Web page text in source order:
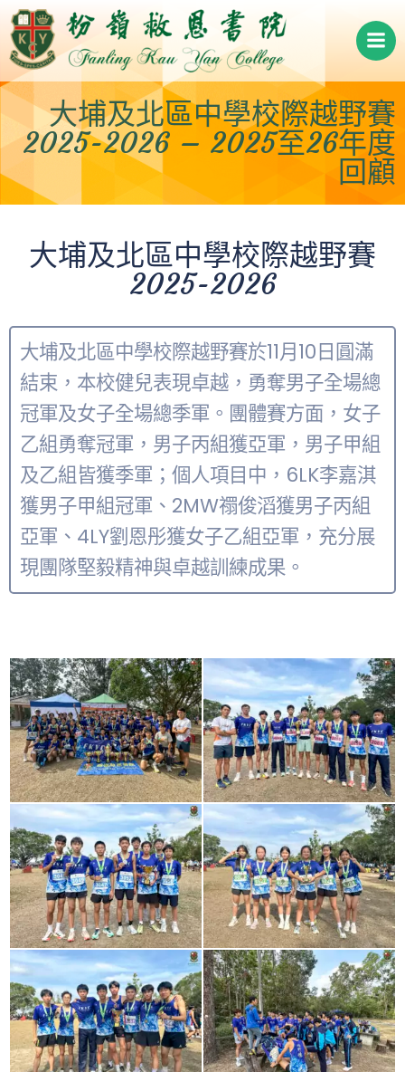
Skip
to
content
大埔及北區中學校際越野賽
2025-2026 – 2025至26年度
回顧
大埔及北區中學校際越野賽
2025-2026
大埔及北區中學校際越野賽於11月10日圓滿
結束，本校健兒表現卓越，勇奪男子全場總
冠軍及女子全場總季軍。團體賽方面，女子
乙組勇奪冠軍，男子丙組獲亞軍，男子甲組
及乙組皆獲季軍；個人項目中，6LK李嘉淇
獲男子甲組冠軍、2MW禤俊滔獲男子丙組
亞軍、4LY劉恩彤獲女子乙組亞軍，充分展
現團隊堅毅精神與卓越訓練成果。